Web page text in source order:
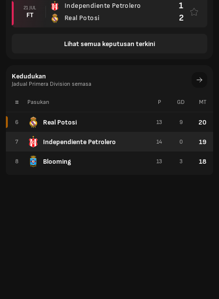
21 JUL
FT
Independiente Petrolero
Real Potosi
1
2
Lihat semua keputusan terkini
Kedudukan
Jadual Primera Division semasa
# Pasukan
6 Real Potosi
7 Independiente Petrolero
8 Blooming
P GD MT
13 9 20
14 0 19
13 3 18